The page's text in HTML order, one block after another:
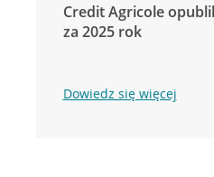
Credit Agricole
za 2025 rok
Dowiedz się więcej